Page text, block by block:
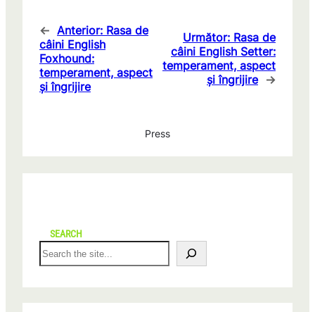
← Anterior: Rasa de
câini English
Foxhound:
temperament, aspect
și îngrijire
Următor: Rasa de
câini English Setter:
temperament, aspect
și îngrijire →
Press
SEARCH
S
e
r
c